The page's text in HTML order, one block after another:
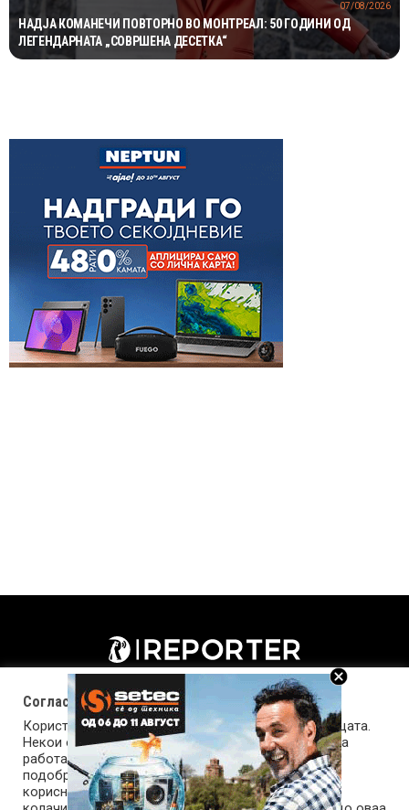
НАДЈА КОМАНЕЧИ ПОВТОРНО ВО МОНТРЕАЛ: 50 ГОДИНИ ОД
ЛЕГЕНДАРНАТА „СОВРШЕНА ДЕСЕТКА“
07/08/2026
Согласност за колачиња (cookies)
Користиме колачиња за оптимизирање на страницата.
Некои од колачињата се од суштинско значење за
работата на страницата, а други помагаат да ја
подобриме оваа интернет страница и вашето
корисничко искуство. Напомена: задолжителните